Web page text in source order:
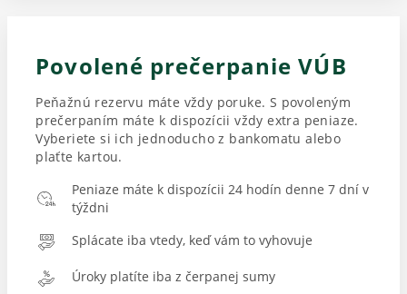
Povolené prečerpanie VÚB
Peňažnú rezervu máte vždy poruke. S povoleným
prečerpaním máte k dispozícii vždy extra peniaze.
Vyberiete si ich jednoducho z bankomatu alebo
plaťte kartou.
Peniaze máte k dispozícii 24 hodín denne 7 dní v
týždni
Splácate iba vtedy, keď vám to vyhovuje
Úroky platíte iba z čerpanej sumy